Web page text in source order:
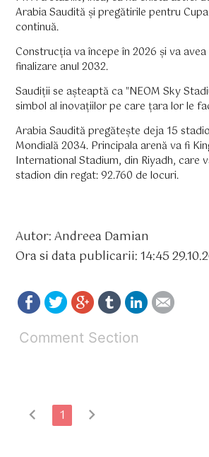
Arabia Saudită și pregătirile pentru
continuă.
Construcția va începe în 2026 și va
finalizare anul 2032.
Saudiții se așteaptă ca "NEOM Sky
simbol al inovațiilor pe care țara lor le
Arabia Saudită pregătește deja 15
Mondială 2034. Principala arenă va fi
International Stadium, din Riyadh, care
stadion din regat: 92.760 de locuri.
Autor: Andreea Damian
Ora si data publicarii: 14:45
Comment Section
chevron_left 1 chevron_right